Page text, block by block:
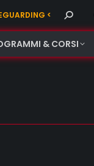
< Search:
& CORSI